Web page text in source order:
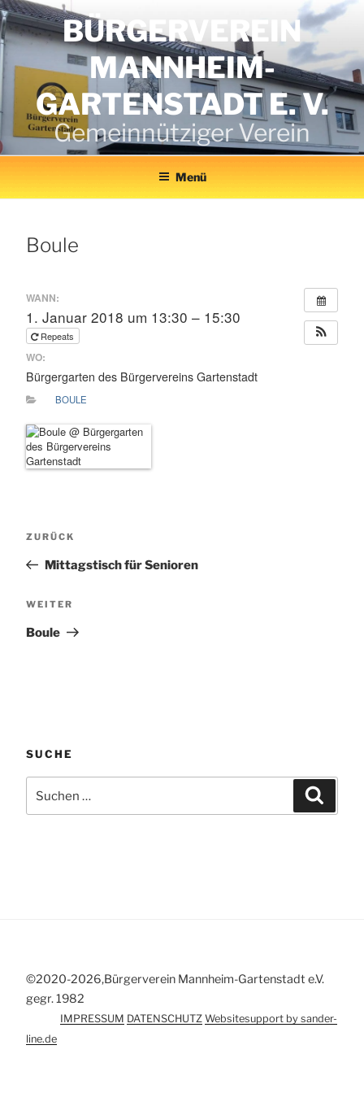
Zum
Inhalt
springen
BÜRGERVEREIN
MANNHEIM-
GARTENSTADT E. V.
Gemeinnütziger Verein
Menü
Boule
WANN:
1. Januar 2018 um 13:30 – 15:30
Repeats
WO:
Bürgergarten des Bürgervereins Gartenstadt
BOULE
Vorheriger
ZURÜCK
Mittagstisch für Senioren
Nächster
WEITER
Boule
SUCHE
nach:
©2020-2026,Bürgerverein Mannheim-Gartenstadt e.V.
gegr. 1982
IMPRESSUM DATENSCHUTZ Websitesupport by sander-
line.de